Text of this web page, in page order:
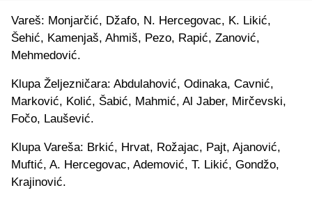
Vareš: Monjarčić, Džafo, N. Hercegovac, K. Likić,
Šehić, Kamenjaš, Ahmiš, Pezo, Rapić, Zanović,
Mehmedović.
Klupa Željezničara: Abdulahović, Odinaka, Cavnić,
Marković, Kolić, Šabić, Mahmić, Al Jaber, Mirčevski,
Fočo, Laušević.
Klupa Vareša: Brkić, Hrvat, Rožajac, Pajt, Ajanović,
Muftić, A. Hercegovac, Ademović, T. Likić, Gondžo,
Krajinović.